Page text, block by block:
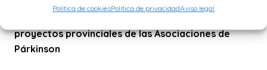
Política de cookiesPolítica de privacidadAviso legal
proyectos provinciales de las Asociaciones de
Párkinson